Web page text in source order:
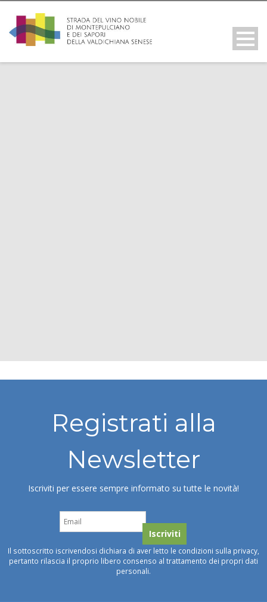
Registrati alla
Newsletter
Iscriviti per essere sempre informato su tutte le novità!
Il sottoscritto iscrivendosi dichiara di aver letto le condizioni sulla privacy,
pertanto rilascia il proprio libero consenso al trattamento dei propri dati
personali.